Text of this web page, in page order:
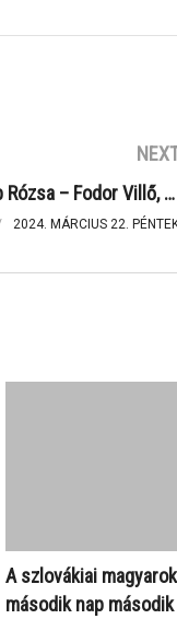
eredményei
a konferenciát
és után
XIII. Bíborpiros Szép Rózsa – Fodor Villő, Búcs
2024. MÁRCIUS 22.
A szlovákiai
második nap